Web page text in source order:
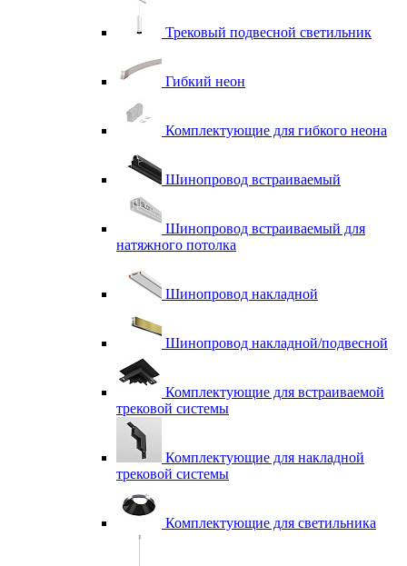
Трековый подвесной светильник
Гибкий неон
Комплектующие для гибкого неона
Шинопровод встраиваемый
Шинопровод встраиваемый для
натяжного потолка
Шинопровод накладной
Шинопровод накладной/подвесной
Комплектующие для встраиваемой
трековой системы
Комплектующие для накладной
трековой системы
Комплектующие для светильника